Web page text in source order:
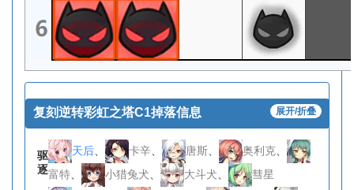
复刻逆转彩虹之塔C1掉落信息 展开/折叠
驱
逐
天后 卡辛 唐斯 奥利克
富特
小猎兔犬 大斗犬 彗星